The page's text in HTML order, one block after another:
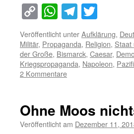
Copy
Link
WhatsApp
Telegram
Veröffentlicht unterAufklärung,
Militär, Propaganda, Religion, Staat
der Große, Bismarck, Caesar,
Kriegspropaganda, Napoleon,
2 Kommentare
Ohne Moos
Veröffentlicht am Dezember 11,